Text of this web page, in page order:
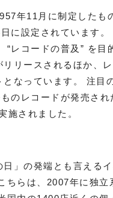
年11月に制定した
に設定されています
“レコードの普及” を
リースされるほか、
となっています。 注目
のレコードが発売さ
施されました。
日」の発端とも言える
ちらは、2007年に独